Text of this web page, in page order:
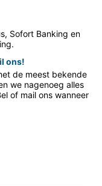
Sofort Banking en
ons!
de meest bekende
we nagenoeg alles
of mail ons wanneer